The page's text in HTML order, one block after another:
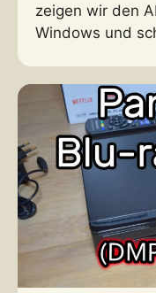
zeigen wir den
Windows und